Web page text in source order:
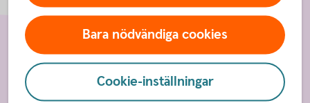
Bara nödvändiga cookies
Cookie-inställningar
Sidfot
Hitta snabbt
Kontakta oss